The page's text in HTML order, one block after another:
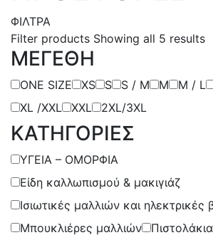
ΦΙΛΤΡΑ
Filter products Showing all 5 results
ΜΕΓΕΘΗ
ONE SIZE XS S S / M Μ M / L
XL /XXL
XXL 2XL/3XL
ΚΑΤΗΓΟΡΙΕΣ
ΥΓΕΙΑ – ΟΜΟΡΦΙΑ
Είδη καλλωπισμού & μακιγιάζ
Ισιωτικές μαλλιών και ηλεκτρικές
Μπουκλιέρες μαλλιών